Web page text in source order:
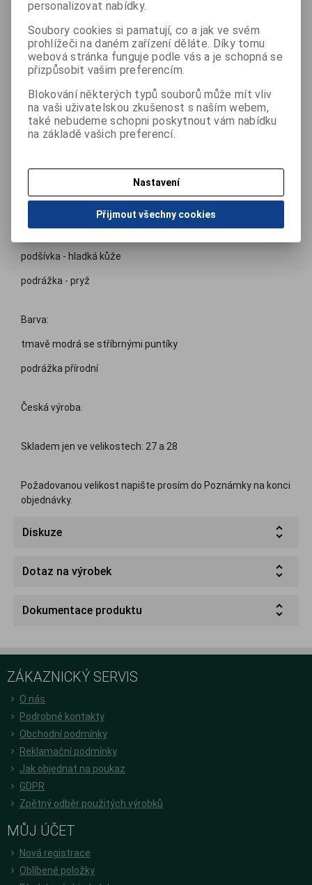
Podrobný popis
Dětská barefoot obuv v tmavě modré barvě se stříbrnými
puntíky a růžovým poutkem. Jednoduché zapínání na dva
suché zipy.
Barefoot boty napodobují chůzi naboso a poskytují dostatek
prostoru pro prsty. Jsou velmi ohebné a lehké a zároveň
chrání chodidlo před nečistotami, chladem nebo poraněním.
uvolněně a přirozeně.
svršek - broušená kůže
podšívka - hladká kůže
podrážka - pryž
Barva:
tmavě modrá se stříbrnými puntíky
podrážka přírodní
Česká výroba.
Skladem jen ve velikostech: 27 a 28
Požadovanou velikost napište prosím do Poznámky na konci
objednávky.
Diskuze
Dotaz na výrobek
Dokumentace produktu
ZÁKAZNICKÝ SERVIS
O nás
Podrobné kontakty
Obchodní podmínky
Reklamační podmínky
Jak objednat na poukaz
GDPR
Zpětný odběr použitých výrobků
MŮJ ÚČET
Nová registrace
Oblíbené položky
personalizovat nabídky.
Soubory cookies si pamatují, co a jak ve svém
prohlížeči na daném zařízení děláte. Díky tomu
webová stránka funguje podle vás a je schopná se
přizpůsobit vašim preferencím.
Blokování některých typů souborů může mít vliv
na vaši uživatelskou zkušenost s naším webem,
také nebudeme schopni poskytnout vám nabídku
na základě vašich preferencí.
Nastavení
Přijmout všechny cookies